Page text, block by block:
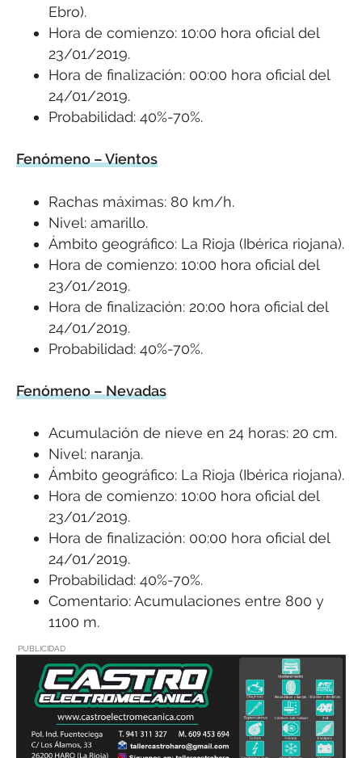
Ebro).
Hora de comienzo: 10:00 hora oficial del
23/01/2019.
Hora de finalización: 00:00 hora oficial del
24/01/2019.
Probabilidad: 40%-70%.
Fenómeno – Vientos
Rachas máximas: 80 km/h.
Nivel: amarillo.
Ámbito geográfico: La Rioja (Ibérica riojana).
Hora de comienzo: 10:00 hora oficial del
23/01/2019.
Hora de finalización: 20:00 hora oficial del
24/01/2019.
Probabilidad: 40%-70%.
Fenómeno – Nevadas
Acumulación de nieve en 24 horas: 20 cm.
Nivel: naranja.
Ámbito geográfico: La Rioja (Ibérica riojana).
Hora de comienzo: 10:00 hora oficial del
23/01/2019.
Hora de finalización: 00:00 hora oficial del
24/01/2019.
Probabilidad: 40%-70%.
Comentario: Acumulaciones entre 800 y
1100 m.
PUBLICIDAD